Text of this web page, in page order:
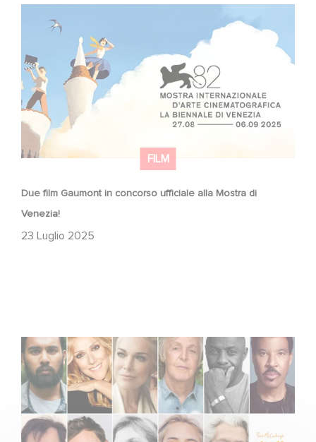
FILM
Due film Gaumont in concorso ufficiale alla Mostra di
Venezia!
23 Luglio 2025
Venezia!
Voice Cast Revealed for High in the Clouds